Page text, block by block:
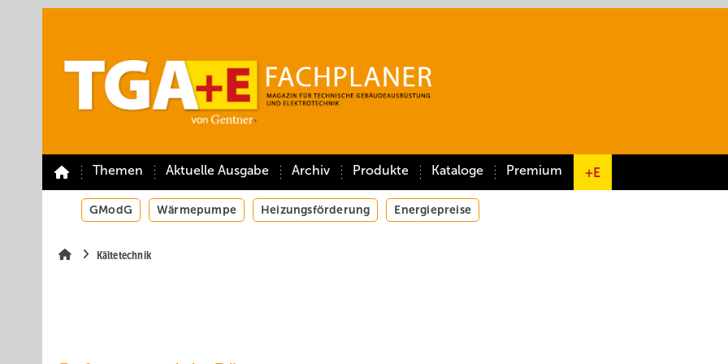
Themen Aktuelle Ausgabe Archiv Produkte Kataloge Premium +E
GModG Wärmepumpe Heizungsförderung Energiepreise
Kältetechnik